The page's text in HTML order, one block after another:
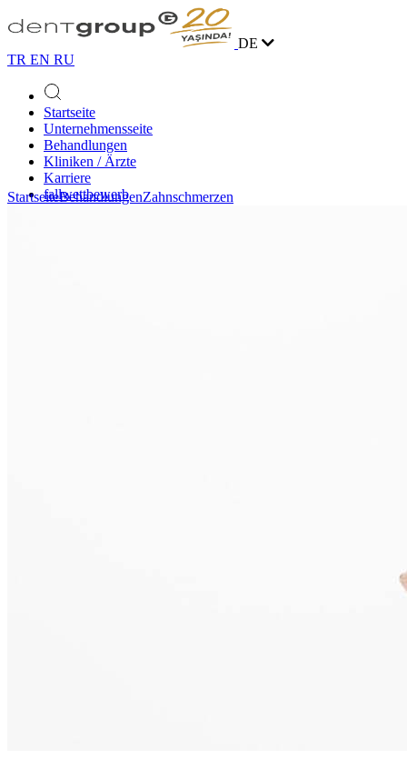
DE
TR EN RU
Startseite
Unternehmensseite
Behandlungen
Kliniken / Ärzte
Karriere
fallwettbewerb
StartseiteBehandlungenZahnschmerzen